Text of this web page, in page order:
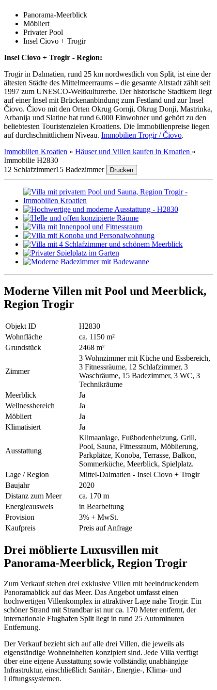
Panorama-Meerblick
Möbliert
Privater Pool
Insel Ciovo + Trogir
Insel Ciovo + Trogir - Region:
Trogir in Dalmatien, rund 25 km nordwestlich von Split, ist eine der
ältesten Städte des Mittelmeerraums – die gesamte Altstadt zählt seit
1997 zum UNESCO-Weltkulturerbe. Der historische Stadtkern liegt
auf einer Insel mit Brückenanbindung zum Festland und zur Insel
Čiovo. Čiovo mit den Orten Okrug Gornji, Okrug Donji, Mastrinka,
Arbanija und Slatine hat rund 6.000 Einwohner und gehört zu den
beliebtesten Touristenzielen Kroatiens. Die Immobilienpreise liegen
auf durchschnittlichem Niveau. Immobilien Trogir / Čiovo.
Immobilien Kroatien » Häuser und Villen kaufen in Kroatien »
Immobilie H2830
12 Schlafzimmer15 Badezimmer Drucken
Moderne Villen mit Pool und Meerblick,
Region Trogir
Objekt ID
H2830
Wohnfläche
ca. 1150 m²
Grundstück
2468 m²
Zimmer
3 Wohnzimmer mit Küche und Essbereich,
3 Fitnessräume, 12 Schlafzimmer, 3
Waschräume, 15 Badezimmer, 3 WC, 3
Technikräume
Meerblick
Ja
Wellnessbereich
Ja
Möbliert
Ja
Klimatisiert
Ja
Ausstattung
Klimaanlage, Fußbodenheizung, Grill,
Pool, Sauna, Fitnessraum, Möblierung,
Parkplätze, Konoba, Terrasse, Balkon,
Sommerküche, Meerblick, Spielplatz.
Lage / Region
Mittel-Dalmatien - Insel Ciovo + Trogir
Baujahr
2020
Distanz zum Meer
ca. 170 m
Energieausweis
in Bearbeitung
Provision
3% + MwSt.
Kaufpreis
Preis auf Anfrage
Drei möblierte Luxusvillen mit
Panorama-Meerblick, Region Trogir
Zum Verkauf stehen drei exklusive Villen mit beeindruckendem
Panoramablick auf das Meer. Das Angebot umfasst einen
hochwertigen Villenkomplex in attraktiver Lage nahe Trogir. Ein
schöner Strand mit Strandbar ist nur ca. 170 Meter entfernt, der
internationale Flughafen Split liegt in rund 25 Autominuten
Entfernung.
Der Verkauf bezieht sich auf alle drei Villen, die jeweils als
eigenständige Wohneinheiten konzipiert sind. Jede Villa verfügt
über eine eigene Ausstattung sowie vollständig unabhängige
Infrastruktur, einschließlich Sanitär-, Energie-, Klima- und
Lüftungssystemen.